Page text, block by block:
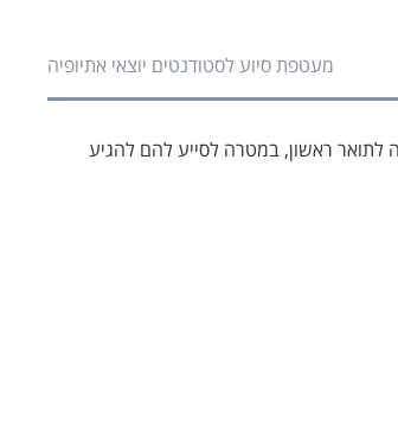
מעטפת סיוע לסטודנטים יוצאי אתיופיה
לתואר ראשון, במטרה לסייע להם להגיע